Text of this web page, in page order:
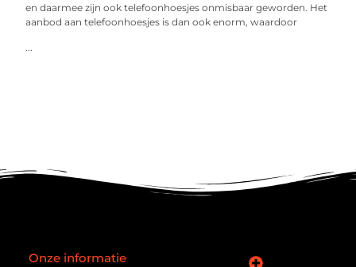
en daarmee zijn ook telefoonhoesjes onmisbaar geworden. Het
aanbod aan telefoonhoesjes is dan ook enorm, waardoor
...
Onze informatie